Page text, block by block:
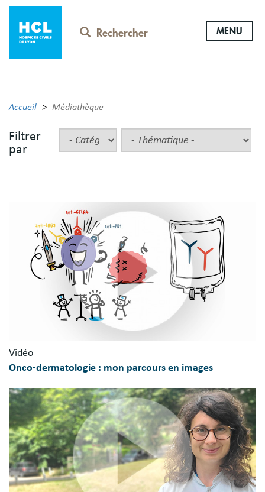
Aller
contenu
principal
Rechercher MENU
Accueil Médiathèque
Filtrer
par
Vidéo
Onco-dermatologie : mon parcours en images